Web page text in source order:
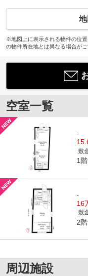
※地図上に表示される物件の位
の物件所在地とは異なる場合がご
空室一覧
-
敷
1
-
16
敷
2
周辺施設